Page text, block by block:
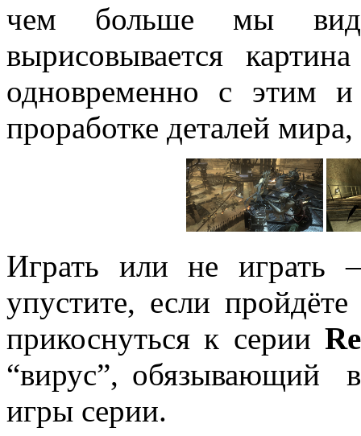
чем больше мы
вырисовывается
одновременно с этим
проработке деталей
Играть или не
упустите, если
прикоснуться к серии
“вирус”, обязывающий
игры серии.